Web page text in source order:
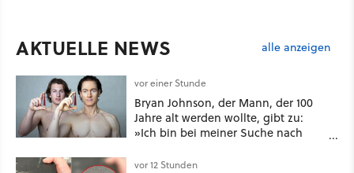
AKTUELLE NEWS alle anzeigen
vor einer Stunde
Bryan Johnson, der Mann, der 100
Jahre alt werden wollte, gibt zu:
»Ich bin bei meiner Suche nach
vor 12 Stunden